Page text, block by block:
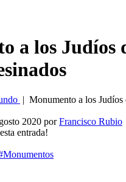
a los Judíos
| Monumento a los Judíos
2020 porFrancisco Rubio
entrada!